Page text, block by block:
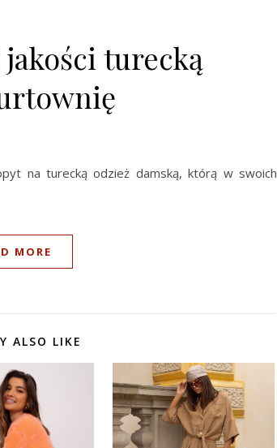
turecką
na turecką odzież damską, którą w swoich
MORE
ALSO LIKE